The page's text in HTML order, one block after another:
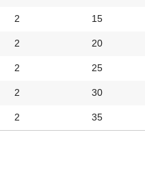
2 15
2 20
2 25
2 30
2 35